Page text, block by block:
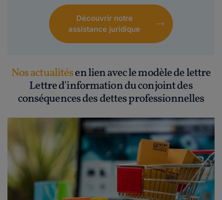
Découvrir notre
assistance juridique
Nos actualitésen lien avec le modèle de lettre
Lettre d'information du conjoint des
conséquences des dettes professionnelles